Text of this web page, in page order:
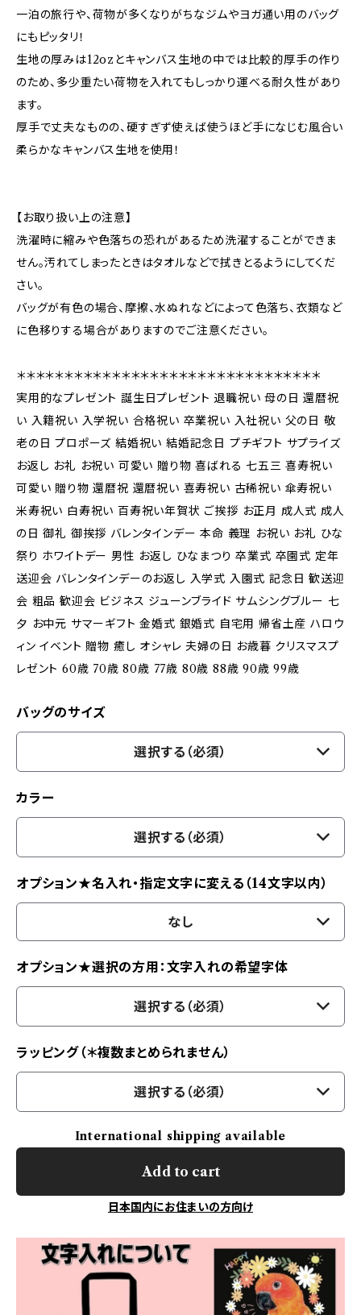
一泊の旅行や、荷物が多くなりがちなジムやヨガ通い用のバッグ
にもピッタリ！
生地の厚みは12ozとキャンバス生地の中では比較的厚手の作り
のため、多少重たい荷物を入れてもしっかり運べる耐久性があり
ます。
厚手で丈夫なものの、硬すぎず使えば使うほど手になじむ風合い
柔らかなキャンバス生地を使用！
【お取り扱い上の注意】
洗濯時に縮みや色落ちの恐れがあるため洗濯することができま
せん。汚れてしまったときはタオルなどで拭きとるようにしてくだ
さい。
バッグが有色の場合、摩擦、水ぬれなどによって色落ち、衣類など
に色移りする場合がありますのでご注意ください。
＊＊＊＊＊＊＊＊＊＊＊＊＊＊＊＊＊＊＊＊＊＊＊＊＊＊＊＊＊＊＊＊
実用的なプレゼント 誕生日プレゼント 退職祝い 母の日 還暦祝
い 入籍祝い 入学祝い 合格祝い 卒業祝い 入社祝い 父の日 敬
老の日 プロポーズ 結婚祝い 結婚記念日 プチギフト サプライズ
お返し お礼 お祝い 可愛い 贈り物 喜ばれる 七五三 喜寿祝い
可愛い 贈り物 還暦祝 還暦祝い 喜寿祝い 古稀祝い 傘寿祝い
米寿祝い 白寿祝い 百寿祝い年賀状 ご挨拶 お正月 成人式 成人
の日 御礼 御挨拶 バレンタインデー 本命 義理 お祝い お礼 ひな
祭り ホワイトデー 男性 お返し ひなまつり 卒業式 卒園式 定年
送迎会 バレンタインデーのお返し 入学式 入園式 記念日 歓送迎
会 粗品 歓迎会 ビジネス ジューンブライド サムシングブルー 七
夕 お中元 サマーギフト 金婚式 銀婚式 自宅用 帰省土産 ハロウ
ィン イベント 贈物 癒し オシャレ 夫婦の日 お歳暮 クリスマスプ
レゼント 60歳 70歳 80歳 77歳 80歳 88歳 90歳 99歳
バッグのサイズ
選択する（必須）
カラー
選択する（必須）
オプション★名入れ・指定文字に変える（14文字以内）
なし
オプション★選択の方用：文字入れの希望字体
選択する（必須）
ラッピング（＊複数まとめられません）
選択する（必須）
International shipping available
Add to cart
日本国内にお住まいの方向け